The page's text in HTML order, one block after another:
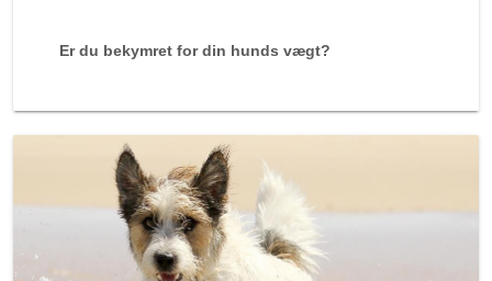
Er du bekymret for din hunds vægt?